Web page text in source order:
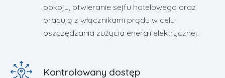
pokoju, otwieranie sejfu hotelowego oraz
pracują z włącznikami prądu w celu
oszczędzania zużycia energii elektrycznej.
Kontrolowany dostęp